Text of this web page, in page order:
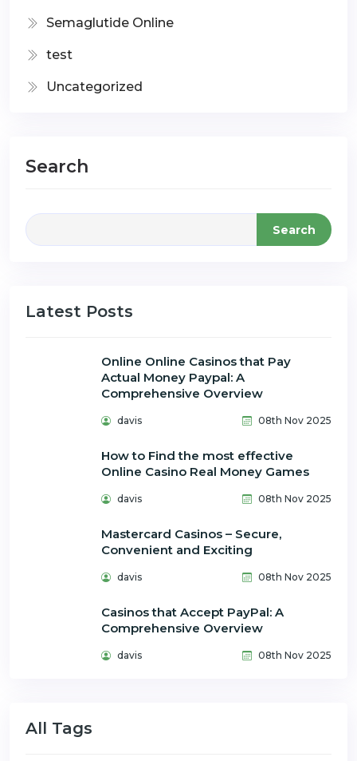
Semaglutide Online
test
Uncategorized
Search
Search
Latest Posts
Online Online Casinos that Pay
Actual Money Paypal: A
Comprehensive Overview
davis 08th Nov 2025
How to Find the most effective
Online Casino Real Money Games
davis 08th Nov 2025
Mastercard Casinos – Secure,
Convenient and Exciting
davis 08th Nov 2025
Casinos that Accept PayPal: A
Comprehensive Overview
davis 08th Nov 2025
All Tags